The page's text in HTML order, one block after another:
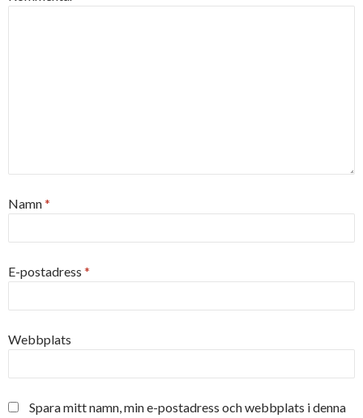
Namn*
E-postadress *
Webbplats
Spara mitt namn, min e-postadress och webbplats i denna